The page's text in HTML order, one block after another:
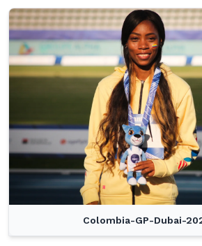
Colombia-GP-Dubai-